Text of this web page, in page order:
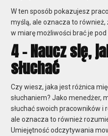
W ten sposób pokazujesz
myślą, ale oznacza to również,
w miarę możliwości brać je pod
4 - Naucz się,
słuchać
Czy wiesz, jaka jest różnica
słuchaniem? Jakomenedżer,
słuchać swoich pracowników i
ale oznacza to również
Umiejętność odczytywania